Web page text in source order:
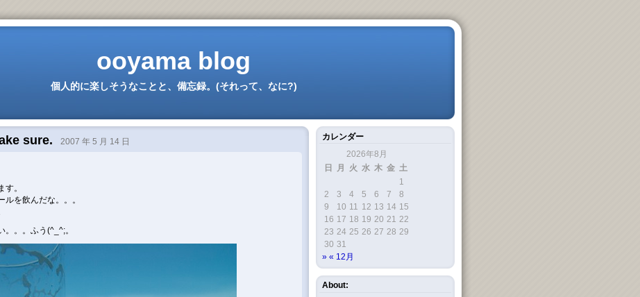
ooyama blog
個人的に楽しそうなことと、備忘録。(それって、なに?)
sure. 2007 年 5 月 14 日
。
ルを飲んだな。。。
。。。ふう(^_^;。
カレンダー
2026年8月
日
月 火 水 木 金 土
1
2
3 4 5 6 7
8
9
10 11 12 13 14 15
16 17 18 19 20 21 22
23 24 25 26 27 28 29
30 31
« 12月
About: